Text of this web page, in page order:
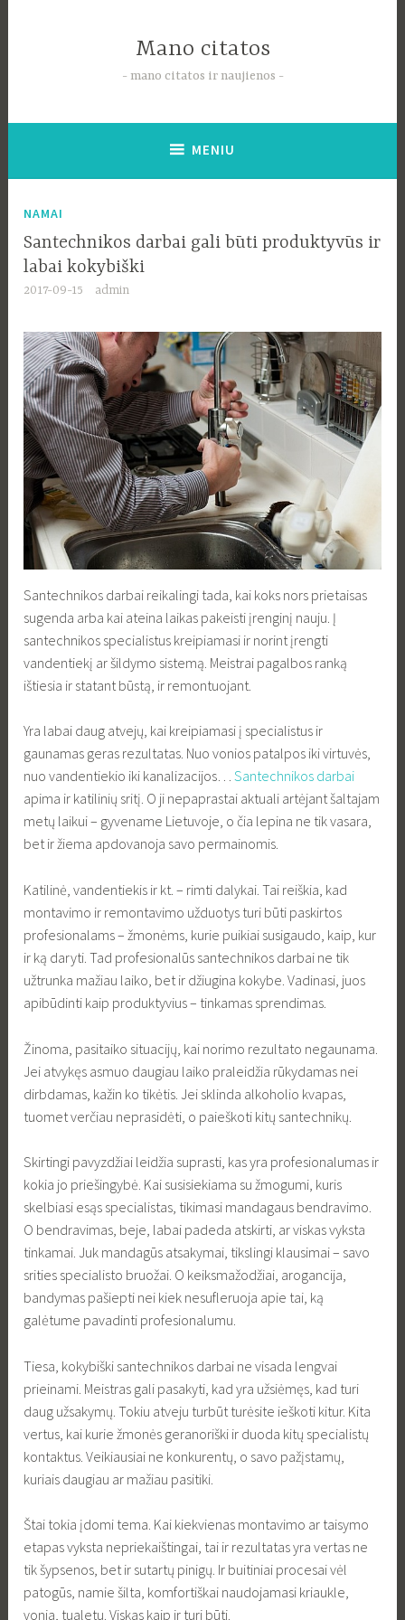
Mano citatos
mano citatos ir naujienos
MENIU
NAMAI
Santechnikos darbai gali būti produktyvūs ir
labai kokybiški
2017-09-15 admin
Santechnikos darbai reikalingi tada, kai koks nors prietaisas
sugenda arba kai ateina laikas pakeisti įrenginį nauju. Į
santechnikos specialistus kreipiamasi ir norint įrengti
vandentiekį ar šildymo sistemą. Meistrai pagalbos ranką
ištiesia ir statant būstą, ir remontuojant.
Yra labai daug atvejų, kai kreipiamasi į specialistus ir
gaunamas geras rezultatas. Nuo vonios patalpos iki virtuvės,
nuo vandentiekio iki kanalizacijos…Santechnikos darbai
apima ir katilinių sritį. O ji nepaprastai aktuali artėjant šaltajam
metų laikui – gyvename Lietuvoje, o čia lepina ne tik vasara,
bet ir žiema apdovanoja savo permainomis.
Katilinė, vandentiekis ir kt. – rimti dalykai. Tai reiškia, kad
montavimo ir remontavimo užduotys turi būti paskirtos
profesionalams – žmonėms, kurie puikiai susigaudo, kaip, kur
ir ką daryti. Tad profesionalūs santechnikos darbai ne tik
užtrunka mažiau laiko, bet ir džiugina kokybe. Vadinasi, juos
apibūdinti kaip produktyvius – tinkamas sprendimas.
Žinoma, pasitaiko situacijų, kai norimo rezultato negaunama.
Jei atvykęs asmuo daugiau laiko praleidžia rūkydamas nei
dirbdamas, kažin ko tikėtis. Jei sklinda alkoholio kvapas,
tuomet verčiau neprasidėti, o paieškoti kitų santechnikų.
Skirtingi pavyzdžiai leidžia suprasti, kas yra profesionalumas ir
kokia jo priešingybė. Kai susisiekiama su žmogumi, kuris
skelbiasi esąs specialistas, tikimasi mandagaus bendravimo.
O bendravimas, beje, labai padeda atskirti, ar viskas vyksta
tinkamai. Juk mandagūs atsakymai, tikslingi klausimai – savo
srities specialisto bruožai. O keiksmažodžiai, arogancija,
bandymas pašiepti nei kiek nesufleruoja apie tai, ką
galėtume pavadinti profesionalumu.
Tiesa, kokybiški santechnikos darbai ne visada lengvai
prieinami. Meistras gali pasakyti, kad yra užsiėmęs, kad turi
daug užsakymų. Tokiu atveju turbūt turėsite ieškoti kitur. Kita
vertus, kai kurie žmonės geranoriški ir duoda kitų specialistų
kontaktus. Veikiausiai ne konkurentų, o savo pažįstamų,
kuriais daugiau ar mažiau pasitiki.
Štai tokia įdomi tema. Kai kiekvienas montavimo ar taisymo
etapas vyksta nepriekaištingai, tai ir rezultatas yra vertas ne
tik šypsenos, bet ir sutartų pinigų. Ir buitiniai procesai vėl
patogūs, namie šilta, komfortiškai naudojamasi kriaukle,
vonia, tualetu. Viskas kaip ir turi būti.